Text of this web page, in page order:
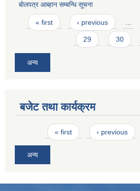
बोलपत्र आब्हान सम्बन्धि सूचना
Pages
« first ‹ previous …
29 30
अन्य
बजेट तथा कार्यक्रम
Pages« first ‹ previous
अन्य